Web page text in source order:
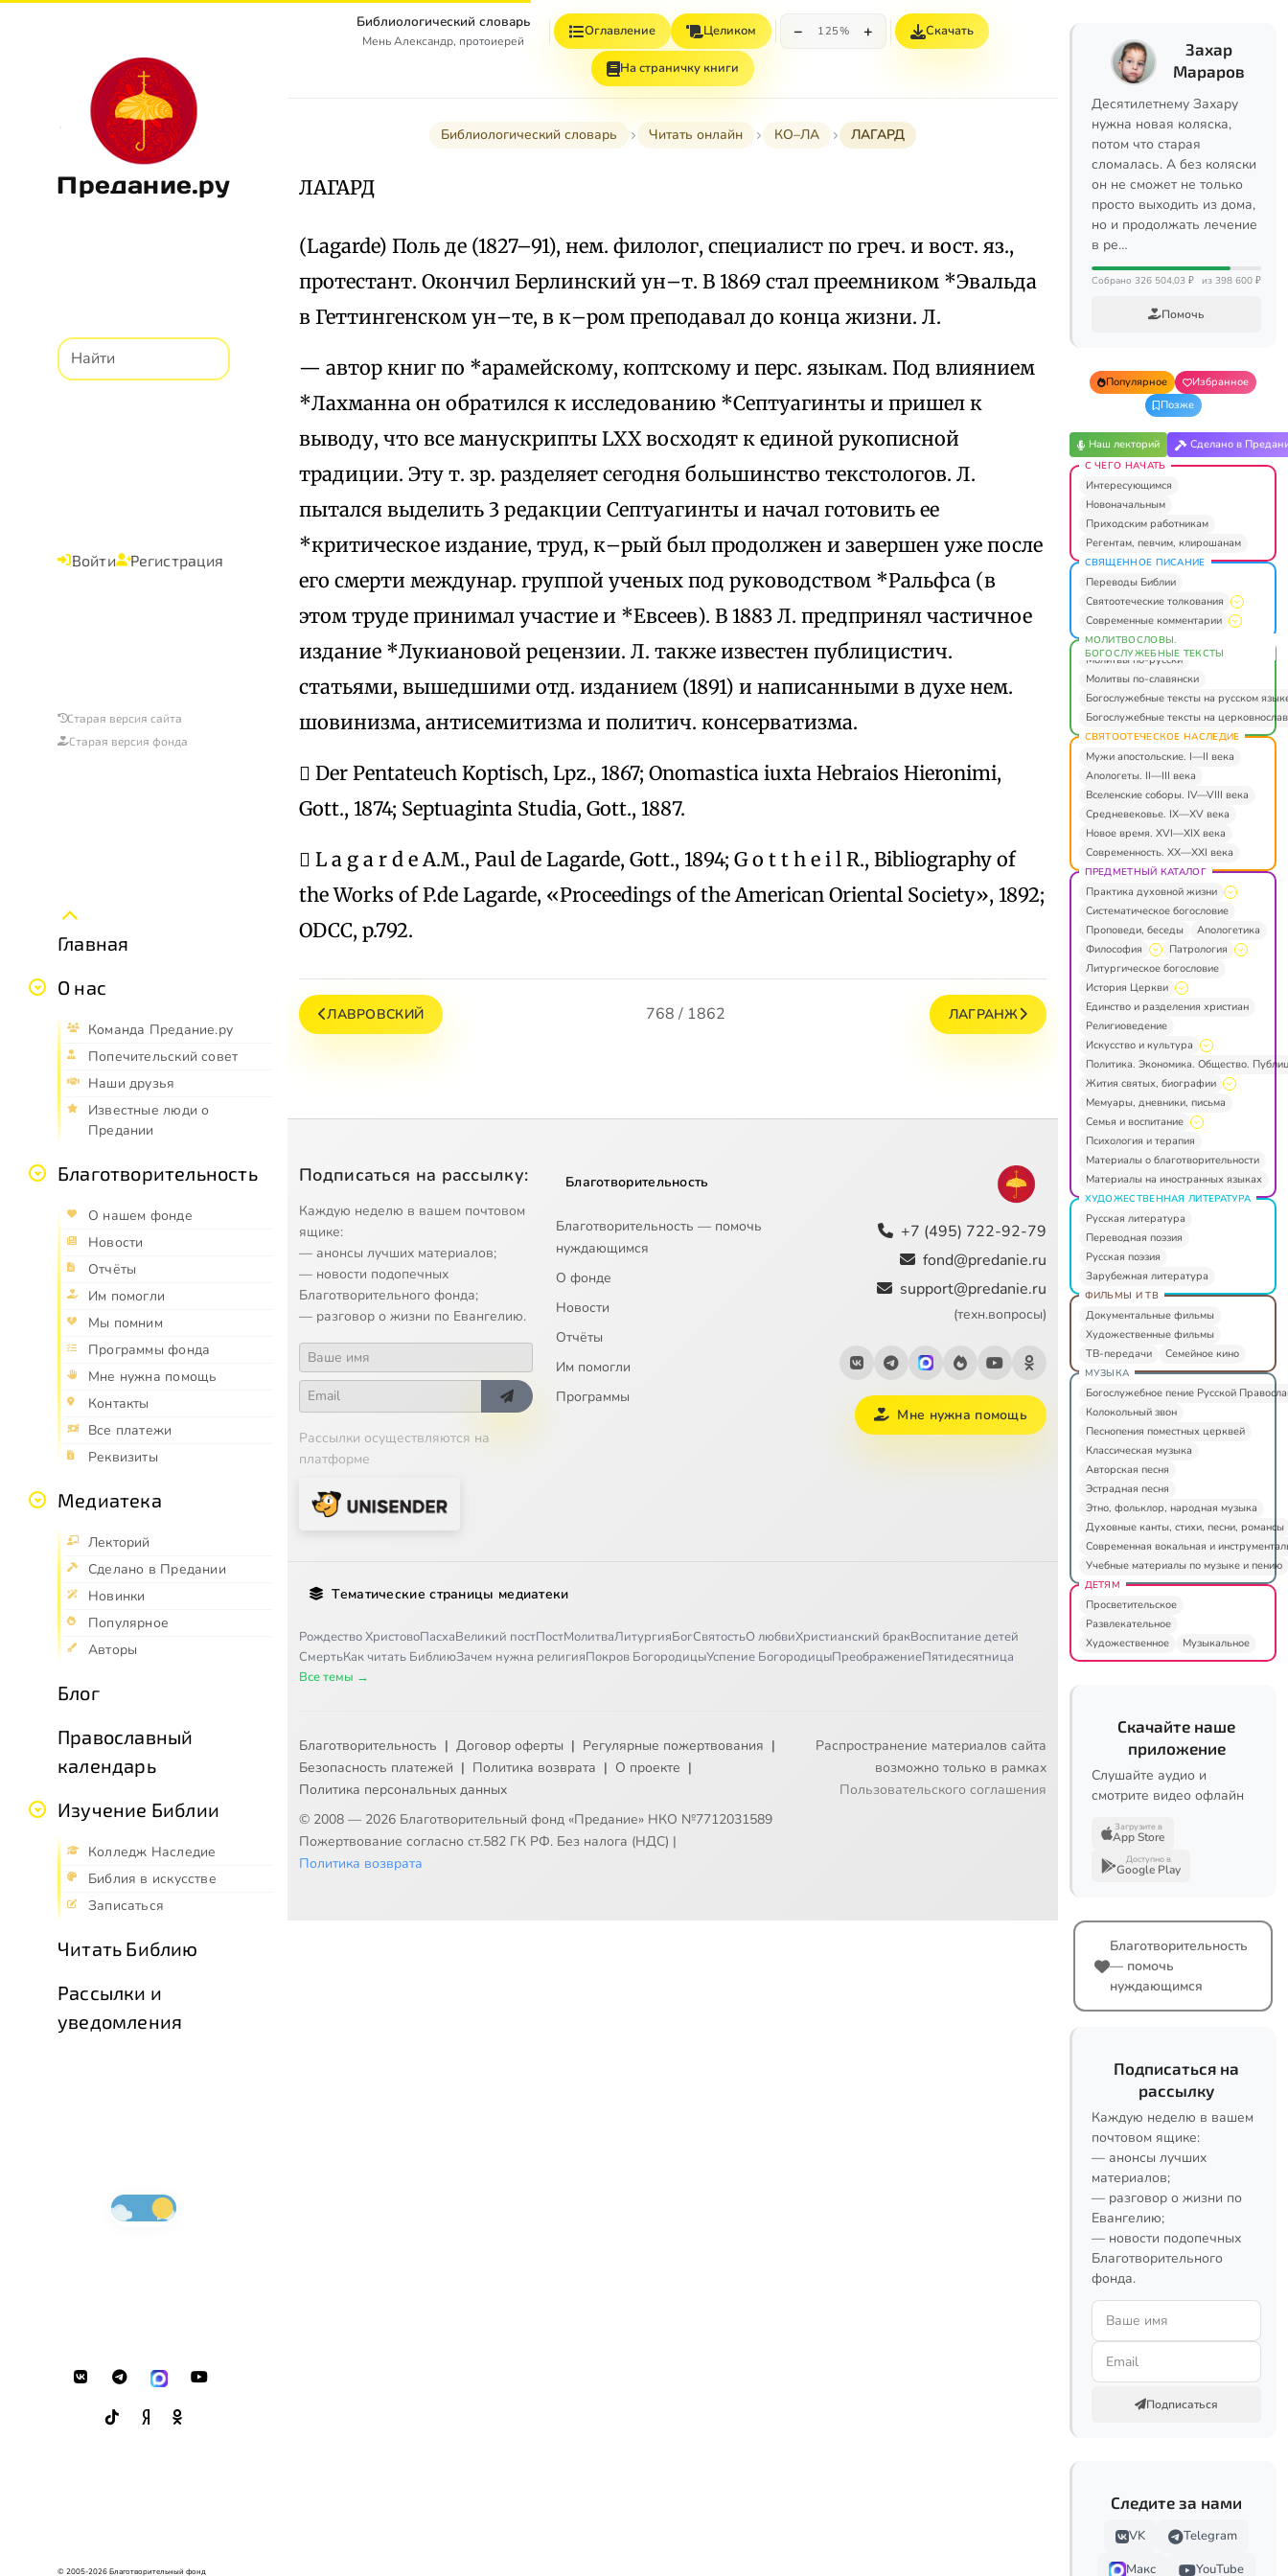
Предание.ру
Войти Регистрация
Старая версия сайта
Старая версия фонда
Главная
О нас
Команда Предание.ру
Попечительский совет
Наши друзья
Известные люди о
Предании
Благотворительность
О нашем фонде
Новости
Отчёты
Им помогли
Мы помним
Программы фонда
Мне нужна помощь
Контакты
Все платежи
Реквизиты
Медиатека
Лекторий
Сделано в Предании
Новинки
Популярное
Авторы
Блог
Православный
календарь
Изучение Библии
Колледж Наследие
Библия в искусстве
Записаться
Читать Библию
Рассылки и
уведомления
© 2005-2026 Благотворительный фонд
Библиологический словарь
Мень Александр, протоиерей
Оглавление Целиком − 125% + Скачать
На страничку книги
Библиологический словарь Читать онлайн КО–ЛА ЛАГАРД
ЛАГАРД
(Lagarde) Поль де (1827–91), нем. филолог, специалист по греч. и вост. яз.,
протестант. Окончил Берлинский ун–т. В 1869 стал преемником *Эвальда
в Геттингенском ун–те, в к–ром преподавал до конца жизни. Л.
— автор книг по *арамейскому, коптскому и перс. языкам. Под влиянием
*Лахманна он обратился к исследованию *Септуагинты и пришел к
выводу, что все манускрипты LXX восходят к единой рукописной
традиции. Эту т. зр. разделяет сегодня большинство текстологов. Л.
пытался выделить 3 редакции Септуагинты и начал готовить ее
*критическое издание, труд, к–рый был продолжен и завершен уже после
его смерти междунар. группой ученых под руководством *Ральфса (в
этом труде принимал участие и *Евсеев). В 1883 Л. предпринял частичное
издание *Лукиановой рецензии. Л. также известен публицистич.
статьями, вышедшими отд. изданием (1891) и написанными в духе нем.
шовинизма, антисемитизма и политич. консерватизма.
 Der Pentateuch Koptisch, Lpz., 1867; Onomastica iuxta Hebraios Hieronimi,
Gott., 1874; Septuaginta Studia, Gott., 1887.
 L a g a r d e A.M., Paul de Lagarde, Gott., 1894; G o t t h e i l R., Bibliography of
the Works of P.de Lagarde, «Proceedings of the American Oriental Society», 1892;
ODCC, p.792.
ЛАВРОВСКИЙ 768 / 1862 ЛАГРАНЖ
Подписаться на рассылку:
Каждую неделю в вашем почтовом
ящике:
— анонсы лучших материалов;
— новости подопечных
Благотворительного фонда;
— разговор о жизни по Евангелию.
Рассылки осуществляются на
платформе
Благотворительность
Благотворительность — помочь
нуждающимся
О фонде
Новости
Отчёты
Им помогли
Программы
+7 (495) 722-92-79
fond@predanie.ru
support@predanie.ru
(техн.вопросы)
Мне нужна помощь
Тематические страницы медиатеки
Рождество ХристовоПасхаВеликий постПостМолитваЛитургияБогСвятостьО любвиХристианский бракВоспитание детей
СмертьКак читать БиблиюЗачем нужна религияПокров БогородицыУспение БогородицыПреображениеПятидесятница
Все темы →
Благотворительность | Договор оферты | Регулярные пожертвования |
Безопасность платежей | Политика возврата | О проекте |
Политика персональных данных
© 2008 — 2026 Благотворительный фонд «Предание» НКО №7712031589
Пожертвование согласно ст.582 ГК РФ. Без налога (НДС) |
Политика возврата
Распространение материалов сайта
возможно только в рамках
Пользовательского соглашения
Захар
Мараров
Десятилетнему Захару
нужна новая коляска,
потом что старая
сломалась. А без коляски
он не сможет не только
просто выходить из дома,
но и продолжать лечение
в ре…
Собрано 326 504,03 ₽ из 398 600 ₽
Помочь
Популярное
Избранное
Позже
Наш лекторий Сделано в
С ЧЕГО НАЧАТЬ
Интересующимся
Новоначальным
Приходским работникам
Регентам, певчим, клирошанам
СВЯЩЕННОЕ ПИСАНИЕ
Переводы Библии
Святоотеческие толкования
Современные комментарии
МОЛИТВОСЛОВЫ.
БОГОСЛУЖЕБНЫЕ ТЕКСТЫ
Молитвы по-русски
Молитвы по-славянски
Богослужебные тексты на русском
Богослужебные тексты на
СВЯТООТЕЧЕСКОЕ НАСЛЕДИЕ
Мужи апостольские. I—II века
Апологеты. II—III века
Вселенские соборы. IV—VIII века
Средневековье. IX—XV века
Новое время. XVI—XIX века
Современность. XX—XXI века
ПРЕДМЕТНЫЙ КАТАЛОГ
Практика духовной жизни
Систематическое богословие
Проповеди, беседы
Апологетика
Философия
Патрология
Литургическое богословие
История Церкви
Единство и разделения христиан
Религиоведение
Искусство и культура
Политика. Экономика. Общество.
Жития святых, биографии
Мемуары, дневники, письма
Семья и воспитание
Психология и терапия
Материалы о благотворительности
Материалы на иностранных языках
ХУДОЖЕСТВЕННАЯ ЛИТЕРАТУРА
Русская литература
Переводная поэзия
Русская поэзия
Зарубежная литература
ФИЛЬМЫ И ТВ
Документальные фильмы
Художественные фильмы
ТВ-передачи
Семейное кино
МУЗЫКА
Богослужебное пение Русской
Колокольный звон
Песнопения поместных церквей
Классическая музыка
Авторская песня
Эстрадная песня
Этно, фольклор, народная музыка
Духовные канты, стихи, песни, романсы
Современная вокальная и
Учебные материалы по музыке и пению
ДЕТЯМ
Просветительское
Развлекательное
Художественное
Музыкальное
Скачайте наше
приложение
Слушайте аудио и
смотрите видео офлайн
Загрузите в
App Store
Доступно в
Google Play
Благотворительность
— помочь
нуждающимся
Подписаться на
рассылку
Каждую неделю в вашем
почтовом ящике:
— анонсы лучших
материалов;
— разговор о жизни по
Евангелию;
— новости подопечных
Благотворительного
фонда.
Подписаться
Следите за нами
VK
Telegram
Макс
YouTube